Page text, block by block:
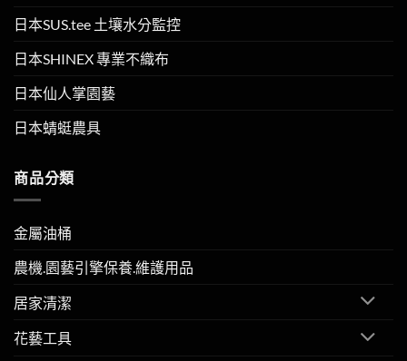
日本SUS.tee 土壤水分監控
日本SHINEX 專業不織布
日本仙人掌園藝
日本蜻蜓農具
商品分類
金屬油桶
農機.園藝引擎保養.維護用品
居家清潔
花藝工具